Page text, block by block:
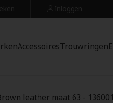
Inloggen
AccessoiresTrouwringen
leather maat 63 - 136001